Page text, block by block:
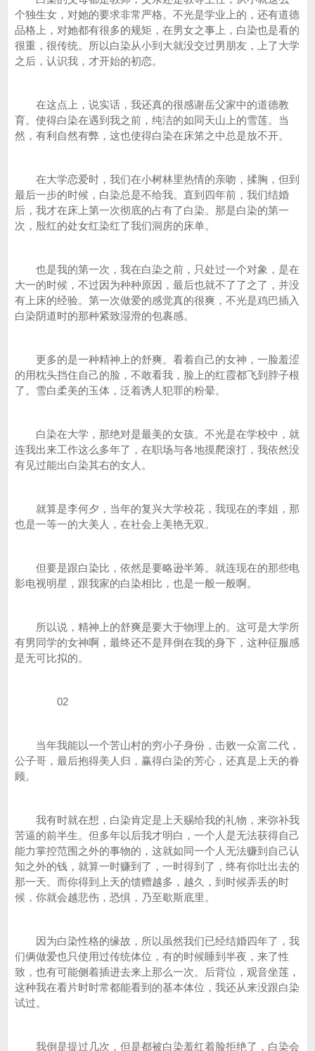
个独生女，对她的要求非常严格。不光是学业上的，还有道德
品格上，对她都有很多的规矩，在男女之事上，白染也是看的
很重，很传统。所以白染从小到大就没交过男朋友，上了大学
之后，认识我，才开始的初恋。
在这点上，说实话，我还真的很感谢岳父家中的道德教
育。使得白染在遇到我之前，纯洁的如同天山上的雪莲。当
然，有利自然有弊，这也使得白染在床笫之中总是放不开。
在大学恋爱时，我们在小树林里热情的亲吻，揉胸，但到
最后一步的时候，白染总是不给我。直到四年前，我们结婚
后，我才在床上第一次彻底的占有了白染。那是白染的第一
次，殷红的处女红染红了我们洞房的床单。
也是我的第一次，我在白染之前，只处过一个对象，是在
大一的时候，不过因为种种原因，最后也就不了了之了，并没
有上床的经验。第一次做爱的感觉真的很爽，不光是鸡巴插入
白染阴道时的那种紧致湿滑的包裹感。
更多的是一种精神上的舒爽。看着自己的女神，一脸羞涩
的用枕头挡住自己的脸，不敢看我，脸上的红霞都飞到脖子根
了。雪白柔美的玉体，泛着诱人犯罪的粉晕。
白染在大学，那绝对是最美的女孩。不光是在学校中，就
连我出来工作这么多年了，在职场与各地摸爬滚打，我依然没
有见过能出白染其右的女人。
就算是李何夕，当年的复兴大学校花，我现在的李姐，那
也是一等一的大美人，在社会上美艳无双。
但要是跟白染比，依然是要略逊半筹。就连现在的那些电
影电视明星，跟我家的白染相比，也是一般一般啊。
所以说，精神上的舒爽是要大于物理上的。这可是大学所
有男同学的女神啊，最终还不是拜倒在我的身下，这种征服感
是无可比拟的。
02
当年我能以一个苦山村的穷小子身份，击败一众富二代，
公子哥，最后抱得美人归，赢得白染的芳心，还真是上天的眷
顾。
我有时就在想，白染肯定是上天赐给我的礼物，来弥补我
苦逼的前半生。但多年以后我才明白，一个人是无法获得自己
能力掌控范围之外的事物的，这就如同一个人无法赚到自己认
知之外的钱，就算一时赚到了，一时得到了，终有你吐出去的
那一天。而你得到上天的馈赠越多，越久，到时候弄丢的时
候，你就会越悲伤，恐惧，乃至歇斯底里。
因为白染性格的缘故，所以虽然我们已经结婚四年了，我
们俩做爱也只使用过传统体位，有的时候睡到半夜，来了性
致，也有可能侧着插进去来上那么一次。后背位，观音坐莲，
这种我在看片时时常都能看到的基本体位，我还从来没跟白染
试过。
我倒是提过几次，但是都被白染羞红着脸拒绝了，白染会